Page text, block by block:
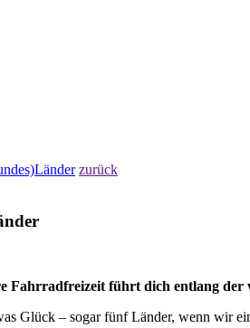
zurück
Fahrradfreizeit führt dich entlang
Glück – sogar fünf Länder, wenn wir